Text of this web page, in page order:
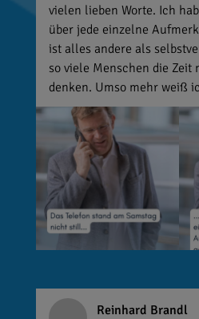
vielen lieben Worte. Ich
über jede einzelne
ist alles andere als
so viele Menschen die Zeit
denken. Umso mehr weiß
Reinhard Brandl